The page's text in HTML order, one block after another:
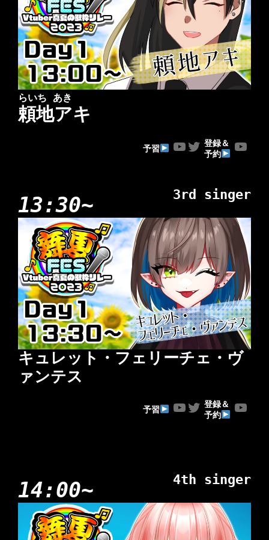
らいち あき
頼地アキ
予習 YouTube Twitter
登録＆
予約
YouTube
13:30~ 3rd singer
キュレット・フェリーチェ・ヴ
ァンテス
予習 YouTube Twitter
登録＆
予約
YouTube
14:00~ 4th singer